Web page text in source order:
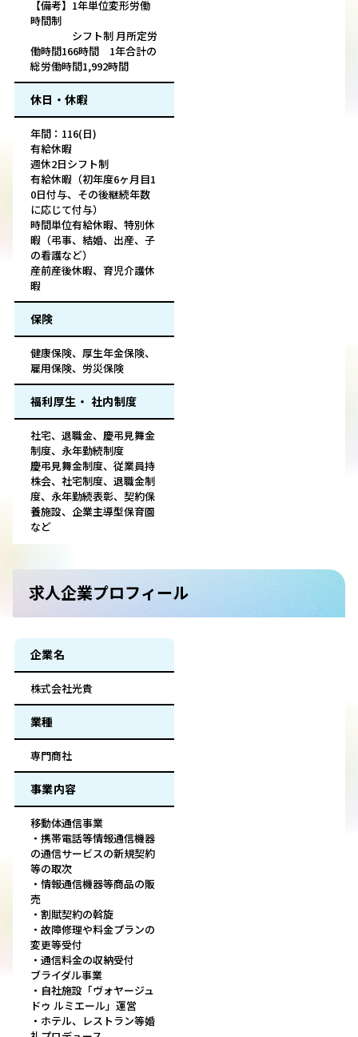
【備考】1年単位変形労働
時間制
シフト制 月所定労
働時間166時間 1年合計の
総労働時間1,992時間
休日・休暇
年間：116(日)
有給休暇
週休2日シフト制
有給休暇（初年度6ヶ月目1
0日付与、その後継続年数
に応じて付与）
時間単位有給休暇、特別休
暇（弔事、結婚、出産、子
の看護など）
産前産後休暇、育児介護休
暇
保険
健康保険、厚生年金保険、
雇用保険、労災保険
福利厚生・ 社内制度
社宅、退職金、慶弔見舞金
制度、永年勤続制度
慶弔見舞金制度、従業員持
株会、社宅制度、退職金制
度、永年勤続表彰、契約保
養施設、企業主導型保育園
など
求人企業プロフィール
企業名
株式会社光貴
業種
専門商社
事業内容
移動体通信事業
・携帯電話等情報通信機器
の通信サービスの新規契約
等の取次
・情報通信機器等商品の販
売
・割賦契約の斡旋
・故障修理や料金プランの
変更等受付
・通信料金の収納受付
ブライダル事業
・自社施設「ヴォヤージュ
ドゥ ルミエール」運営
・ホテル、レストラン等婚